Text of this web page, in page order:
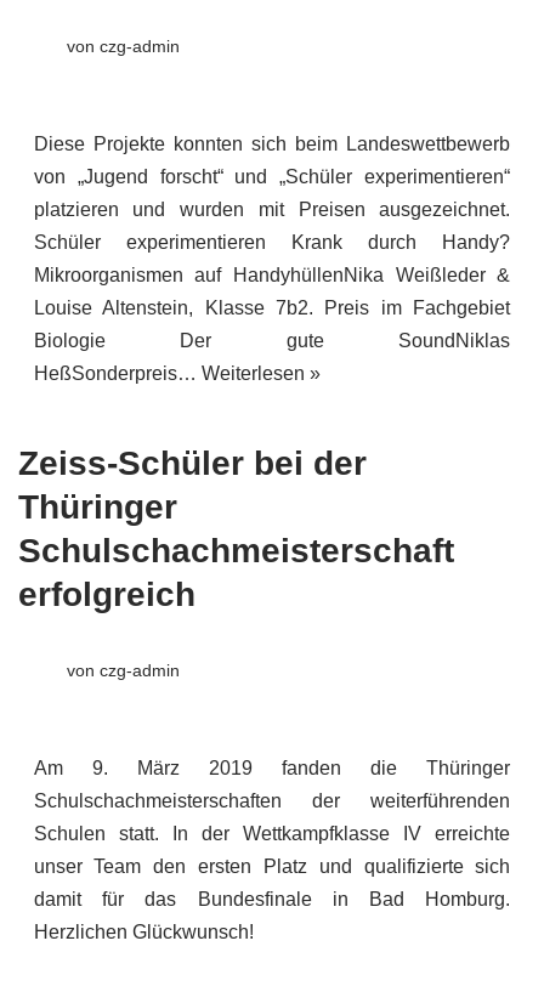
von czg-admin
Diese Projekte konnten sich beim Landeswettbewerb
von „Jugend forscht“ und „Schüler experimentieren“
platzieren und wurden mit Preisen ausgezeichnet.
Schüler experimentieren Krank durch Handy?
Mikroorganismen auf HandyhüllenNika Weißleder &
Louise Altenstein, Klasse 7b2. Preis im Fachgebiet
Biologie Der gute SoundNiklas
HeßSonderpreis… Weiterlesen »
Zeiss-Schüler bei der
Thüringer
Schulschachmeisterschaft
erfolgreich
von czg-admin
Am 9. März 2019 fanden die Thüringer
Schulschachmeisterschaften der weiterführenden
Schulen statt. In der Wettkampfklasse IV erreichte
unser Team den ersten Platz und qualifizierte sich
damit für das Bundesfinale in Bad Homburg.
Herzlichen Glückwunsch!